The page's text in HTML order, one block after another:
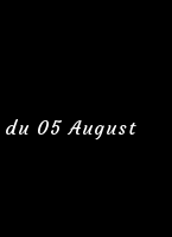
05 August